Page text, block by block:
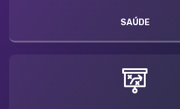
SAÚDE